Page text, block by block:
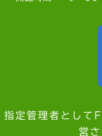
指定管理者とし
営